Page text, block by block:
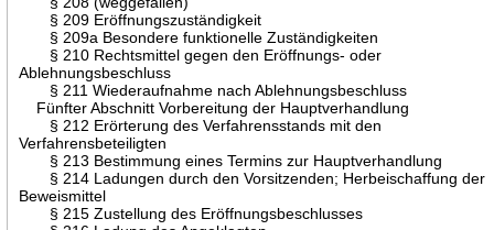
§ 209 Eröffnungszuständigkeit
§ 209a Besondere funktionelle Zuständigkeiten
§ 210 Rechtsmittel gegen den Eröffnungs- oder
Ablehnungsbeschluss
§ 211 Wiederaufnahme nach Ablehnungsbeschluss
Fünfter Abschnitt Vorbereitung der Hauptverhandlung
§ 212 Erörterung des Verfahrensstands mit den
Verfahrensbeteiligten
§ 213 Bestimmung eines Termins zur Hauptverhandlung
§ 214 Ladungen durch den Vorsitzenden; Herbeischaffung der
Beweismittel
§ 215 Zustellung des Eröffnungsbeschlusses